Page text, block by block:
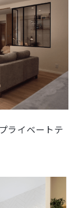
ライベートテ